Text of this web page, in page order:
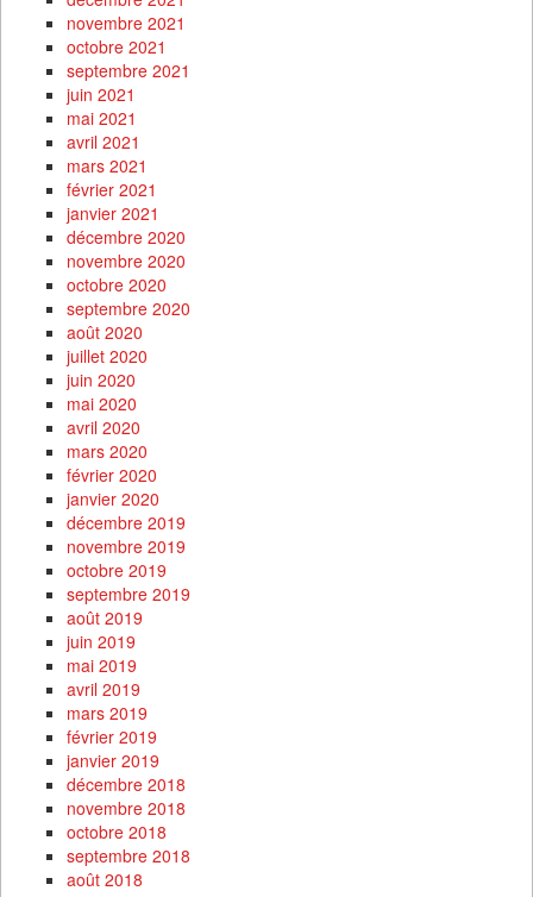
novembre 2021
octobre 2021
septembre 2021
juin 2021
mai 2021
avril 2021
mars 2021
février 2021
janvier 2021
décembre 2020
novembre 2020
octobre 2020
septembre 2020
août 2020
juillet 2020
juin 2020
mai 2020
avril 2020
mars 2020
février 2020
janvier 2020
décembre 2019
novembre 2019
octobre 2019
septembre 2019
août 2019
juin 2019
mai 2019
avril 2019
mars 2019
février 2019
janvier 2019
décembre 2018
novembre 2018
octobre 2018
septembre 2018
août 2018